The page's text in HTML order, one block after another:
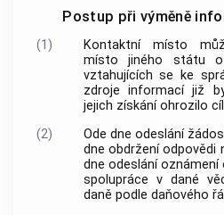
Postup při výměně
(1) Kontaktní místo
místo jiného státu o
vztahujících se ke
zdroje informací již
jejich získání ohrozilo
(2)
Ode dne odeslání
dne obdržení
dne odeslání
spolupráce v dané
daně podle daňového